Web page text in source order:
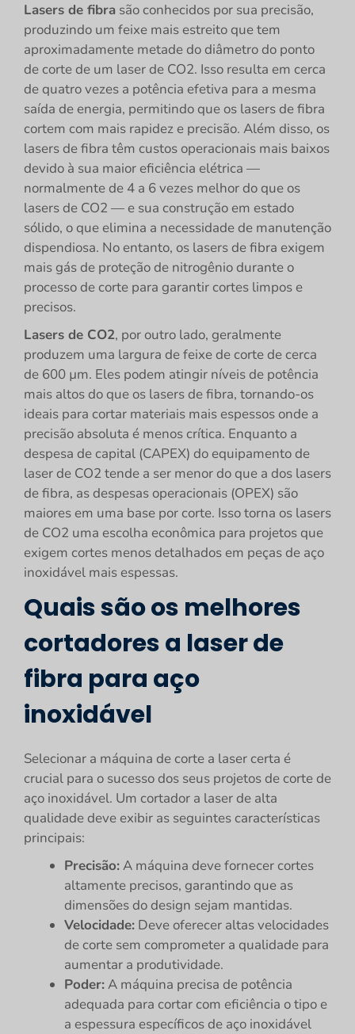
Lasers de fibra são conhecidos por sua precisão,
produzindo um feixe mais estreito que tem
aproximadamente metade do diâmetro do ponto
de corte de um laser de CO2. Isso resulta em cerca
de quatro vezes a potência efetiva para a mesma
saída de energia, permitindo que os lasers de fibra
cortem com mais rapidez e precisão. Além disso, os
lasers de fibra têm custos operacionais mais baixos
devido à sua maior eficiência elétrica —
normalmente de 4 a 6 vezes melhor do que os
lasers de CO2 — e sua construção em estado
sólido, o que elimina a necessidade de manutenção
dispendiosa. No entanto, os lasers de fibra exigem
mais gás de proteção de nitrogênio durante o
processo de corte para garantir cortes limpos e
precisos.
Lasers de CO2, por outro lado, geralmente
produzem uma largura de feixe de corte de cerca
de 600 µm. Eles podem atingir níveis de potência
mais altos do que os lasers de fibra, tornando-os
ideais para cortar materiais mais espessos onde a
precisão absoluta é menos crítica. Enquanto a
despesa de capital (CAPEX) do equipamento de
laser de CO2 tende a ser menor do que a dos lasers
de fibra, as despesas operacionais (OPEX) são
maiores em uma base por corte. Isso torna os lasers
de CO2 uma escolha econômica para projetos que
exigem cortes menos detalhados em peças de aço
inoxidável mais espessas.
Quais são os melhores
cortadores a laser de
fibra para aço
inoxidável
Selecionar a máquina de corte a laser certa é
crucial para o sucesso dos seus projetos de corte de
aço inoxidável. Um cortador a laser de alta
qualidade deve exibir as seguintes características
principais:
Precisão:A máquina deve fornecer cortes
altamente precisos, garantindo que as
dimensões do design sejam mantidas.
Velocidade: Deve oferecer altas velocidades
de corte sem comprometer a qualidade para
aumentar a produtividade.
Poder:A máquina precisa de potência
adequada para cortar com eficiência o tipo e
a espessura específicos de aço inoxidável